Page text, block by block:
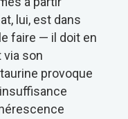
lui, est dans
faire — il doit en
son
provoque